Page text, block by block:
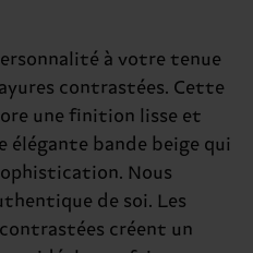
à votre tenue
contrastées. Cette
une finition lisse et
élégante bande beige qui
Nous
de soi. Les
créent un